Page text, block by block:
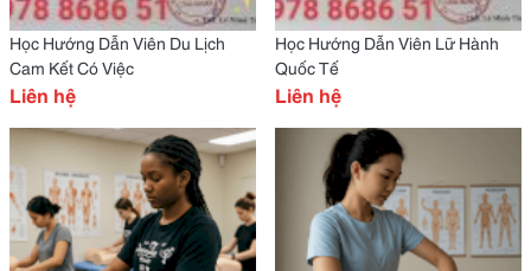
Học Hướng Dẫn Viên Du Lịch
Cam Kết Có Việc
Liên hệ
Học Hướng Dẫn Viên Lữ Hành
Quốc Tế
Liên hệ